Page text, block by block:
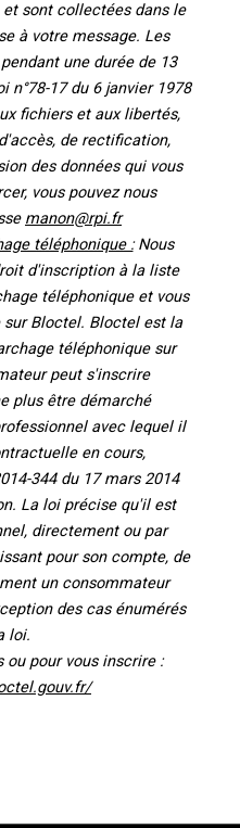
sont collectées dans le
à votre message. Les
une durée de 13
n°78-17 du 6 janvier 1978
fichiers et aux libertés,
de rectification,
des données qui vous
vous pouvez nous
manon@rpi.fr
téléphonique :Nous
d'inscription à la liste
téléphonique et vous
sur Bloctel. Bloctel est la
téléphonique sur
peut s'inscrire
plus être démarché
avec lequel il
en cours,
344 du 17 mars 2014
La loi précise qu'il est
directement ou par
pour son compte, de
un consommateur
des cas énumérés
loi.
pour vous inscrire :